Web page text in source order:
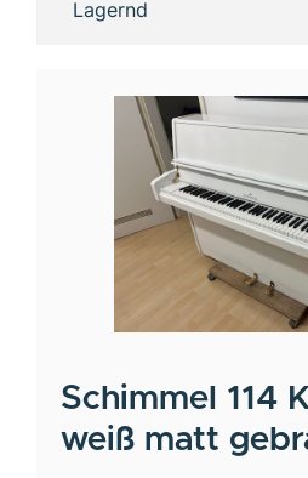
Schimmel 114
weiß matt